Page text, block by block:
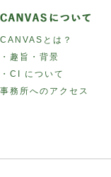
CANVASとは？
・趣旨・背景
・CI について
事務所へのアクセス